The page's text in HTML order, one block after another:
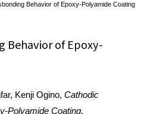
Behavior of Epoxy-Polyamide Coating
Behavior of Epoxy-
Kenji Ogino,Cathodic
Polyamide Coating,